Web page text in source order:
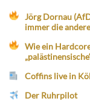
Jörg Dornau
immer die
Wie ein
Coffins live in
Der Ruhrpilot